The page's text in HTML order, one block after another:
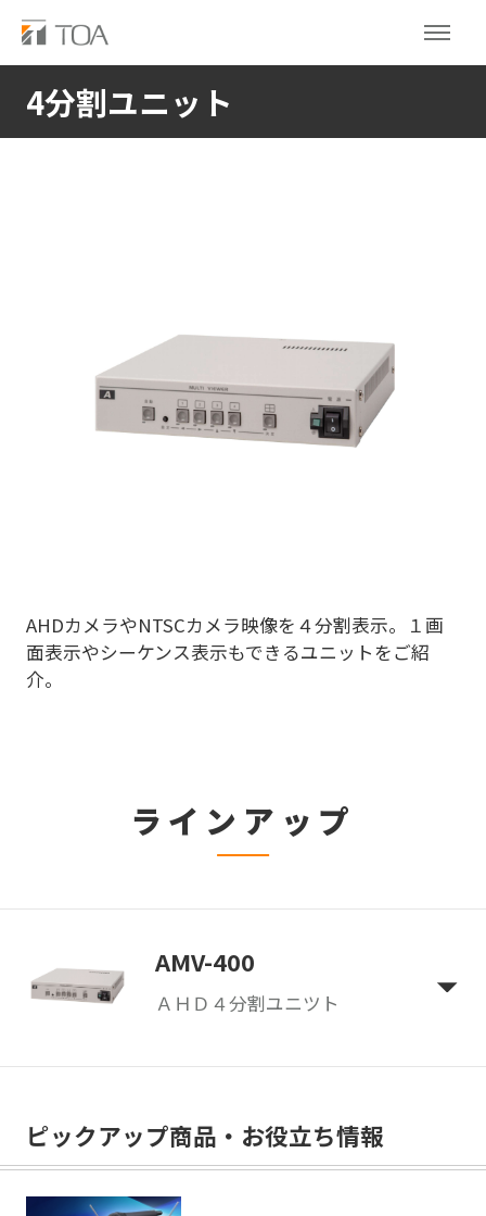
4分割ユニット
AHDカメラやNTSCカメラ映像を４分割表示。１画
面表示やシーケンス表示もできるユニットをご紹
介。
ラインアップ
AMV-400
ＡＨＤ４分割ユニツト
ピックアップ商品・お役立ち情報